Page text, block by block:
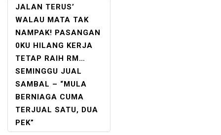
POST
NAVIGATION
JALAN TERUS’
WALAU MATA TAK
NAMPAK! PASANGAN
0KU HILANG KERJA
TETAP RAIH RM…
SEMINGGU JUAL
SAMBAL – “MULA
BERNIAGA CUMA
TERJUAL SATU, DUA
PEK”